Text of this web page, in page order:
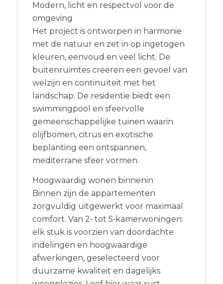
Modern, licht en respectvol voor de
omgeving
Het project is ontworpen in harmonie
met de natuur en zet in op ingetogen
kleuren, eenvoud en veel licht. De
buitenruimtes creëren een gevoel van
welzijn en continuïteit met het
landschap. De residentie biedt een
swimmingpool en sfeervolle
gemeenschappelijke tuinen waarin
olijfbomen, citrus en exotische
beplanting een ontspannen,
mediterrane sfeer vormen.
Hoogwaardig wonen binnenin
Binnen zijn de appartementen
zorgvuldig uitgewerkt voor maximaal
comfort. Van 2‑ tot 5‑kamerwoningen:
elk stuk is voorzien van doordachte
indelingen en hoogwaardige
afwerkingen, geselecteerd voor
duurzame kwaliteit en dagelijks